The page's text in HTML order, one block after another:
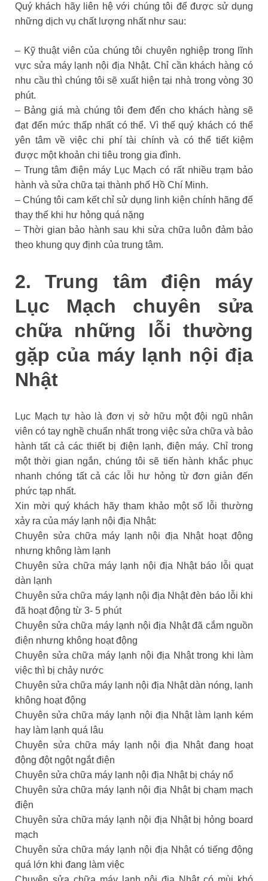
Quý khách hãy liên hệ với chúng tôi để được sử dụng
những dịch vụ chất lượng nhất như sau:
– Kỹ thuật viên của chúng tôi chuyên nghiệp trong lĩnh
vực sửa máy lạnh nội địa Nhật. Chỉ cần khách hàng có
nhu cầu thì chúng tôi sẽ xuất hiện tại nhà trong vòng 30
phút.
– Bảng giá mà chúng tôi đem đến cho khách hàng sẽ
đạt đến mức thấp nhất có thể. Vì thế quý khách có thể
yên tâm về việc chi phí tài chính và có thể tiết kiệm
được một khoản chi tiêu trong gia đình.
– Trung tâm điện máy Lục Mạch có rất nhiều trạm bảo
hành và sửa chữa tại thành phố Hồ Chí Minh.
– Chúng tôi cam kết chỉ sử dụng linh kiện chính hãng để
thay thế khi hư hỏng quá nặng
– Thời gian bảo hành sau khi sửa chữa luôn đảm bảo
theo khung quy định của trung tâm.
2. Trung tâm điện máy
Lục Mạch chuyên sửa
chữa những lỗi thường
gặp của máy lạnh nội địa
Nhật
Lục Mạch tự hào là đơn vị sở hữu một đội ngũ nhân
viên có tay nghề chuẩn nhất trong việc sửa chữa và bảo
hành tất cả các thiết bị điện lạnh, điện máy. Chỉ trong
một thời gian ngắn, chúng tôi sẽ tiến hành khắc phục
nhanh chóng tất cả các lỗi hư hỏng từ đơn giản đến
phức tạp nhất.
Xin mời quý khách hãy tham khảo một số lỗi thường
xảy ra của máy lạnh nội địa Nhật:
Chuyên sửa chữa máy lạnh nội địa Nhật hoạt động
nhưng không làm lạnh
Chuyên sửa chữa máy lạnh nội địa Nhật báo lỗi quạt
dàn lạnh
Chuyên sửa chữa máy lạnh nội địa Nhật đèn báo lỗi khi
đã hoạt động từ 3- 5 phút
Chuyên sửa chữa máy lạnh nội địa Nhật đã cắm nguồn
điện nhưng không hoạt động
Chuyên sửa chữa máy lạnh nội địa Nhật trong khi làm
việc thì bị chảy nước
Chuyên sửa chữa máy lạnh nội địa Nhật dàn nóng, lạnh
không hoạt động
Chuyên sửa chữa máy lạnh nội địa Nhật làm lạnh kém
hay làm lạnh quá lâu
Chuyên sửa chữa máy lạnh nội địa Nhật đang hoạt
động đột ngột ngắt điện
Chuyên sửa chữa máy lạnh nội địa Nhật bị cháy nổ
Chuyên sửa chữa máy lạnh nội địa Nhật bị chạm mạch
điện
Chuyên sửa chữa máy lạnh nội địa Nhật bị hỏng board
mạch
Chuyên sửa chữa máy lạnh nội địa Nhật có tiếng động
quá lớn khi đang làm việc